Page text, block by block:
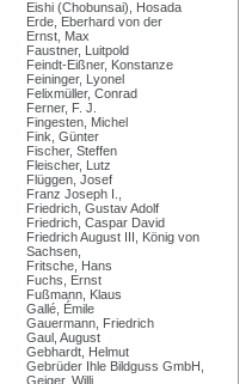
Eishi (Chobunsai), Hosada
Erde, Eberhard von der
Ernst, Max
Faustner, Luitpold
Feindt-Eißner, Konstanze
Feininger, Lyonel
Felixmüller, Conrad
Ferner, F. J.
Fingesten, Michel
Fink, Günter
Fischer, Steffen
Fleischer, Lutz
Flüggen, Josef
Franz Joseph I.,
Friedrich, Gustav Adolf
Friedrich, Caspar David
Friedrich August III, König von
Sachsen,
Fritsche, Hans
Fuchs, Ernst
Fußmann, Klaus
Gallé, Émile
Gauermann, Friedrich
Gaul, August
Gebhardt, Helmut
Gebrüder Ihle Bildguss GmbH,
Geiger, Willi